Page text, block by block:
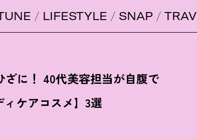
LIFESTYLE SNAP
ざに ！ 40代美容担当が自腹で
ケアコスメ】3選